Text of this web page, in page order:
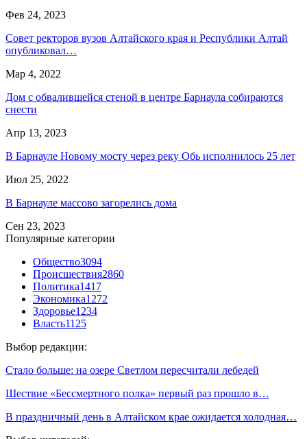
Фев 24, 2023
Совет ректоров вузов Алтайского края и Республики Алтай
опубликовал…
Мар 4, 2022
Дом с обвалившейся стеной в центре Барнаула собираются
снести
Апр 13, 2023
В Барнауле Новому мосту через реку Обь исполнилось 25 лет
Июл 25, 2022
В Барнауле массово загорелись дома
Сен 23, 2023
Популярные категории
Общество3094
Происшествия2860
Политика1417
Экономика1272
Здоровье1234
Власть1125
Выбор редакции:
Стало больше: на озере Светлом пересчитали лебедей
Шествие «Бессмертного полка» первый раз прошло в…
В праздничный день в Алтайском крае ожидается холодная…